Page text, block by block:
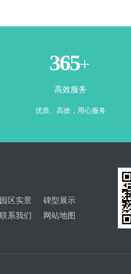
365+
高效服务
优质、高效，用心服务
园区实景
碑型展示
联系我们 网站地图